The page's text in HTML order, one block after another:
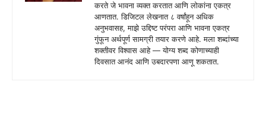
करते जे भावना व्यक्त करतात आणि लोकांना एकत्र
आणतात. डिजिटल लेखनात ८ वर्षांहून अधिक
अनुभवासह, माझे उद्दिष्ट परंपरा आणि भावना एकत्र
गुंफून अर्थपूर्ण सामग्री तयार करणे आहे. मला शब्दांच्या
शक्तीवर विश्वास आहे — योग्य शब्द कोणाच्याही
दिवसात आनंद आणि उबदारपणा आणू शकतात.